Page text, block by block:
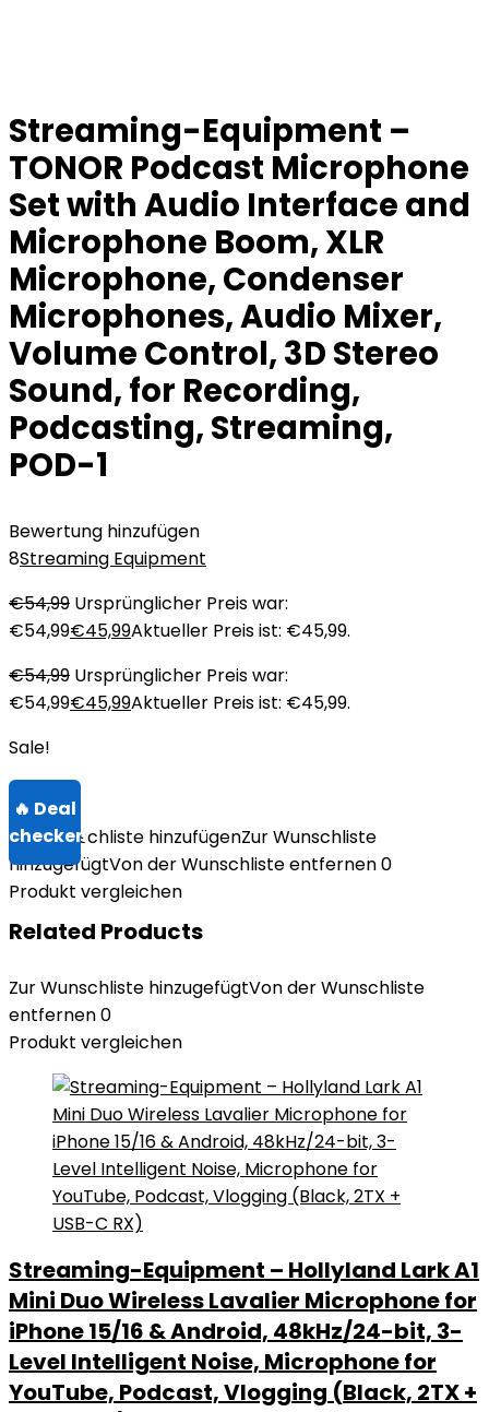
Streaming-Equipment –
TONOR Podcast Microphone
Set with Audio Interface and
Microphone Boom, XLR
Microphone, Condenser
Microphones, Audio Mixer,
Volume Control, 3D Stereo
Sound, for Recording,
Podcasting, Streaming,
POD-1
Bewertung hinzufügen
8Streaming Equipment
€54,99 Ursprünglicher Preis war:
€54,99€45,99Aktueller Preis ist: €45,99.
€54,99 Ursprünglicher Preis war:
€54,99€45,99Aktueller Preis ist: €45,99.
Sale!
Zur Wunschliste hinzufügenZur Wunschliste
hinzugefügtVon der Wunschliste entfernen0
Produkt vergleichen
Related Products
Zur Wunschliste hinzugefügtVon der Wunschliste
entfernen0
Produkt vergleichen
Streaming-Equipment – Hollyland Lark A1
Mini Duo Wireless Lavalier Microphone for
iPhone 15/16 & Android, 48kHz/24-bit, 3-
Level Intelligent Noise, Microphone for
YouTube, Podcast, Vlogging (Black, 2TX +